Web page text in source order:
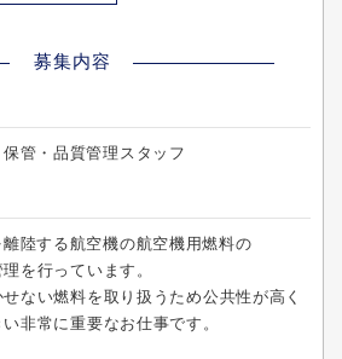
募集内容
管・品質管理スタッフ
陸する航空機の航空機用燃料の
を行っています。
ない燃料を取り扱うため公共性が高く
非常に重要なお仕事です。